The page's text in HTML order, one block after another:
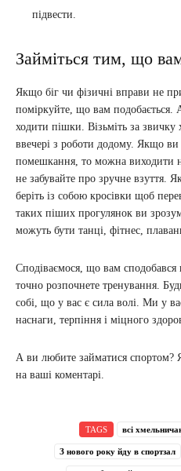
підвести.
Займіться тим, що
Якщо біг чи фізичні вправи не
поміркуйте, що вам подобається.
ходити пішки. Візьміть за звичку
ввечері з роботи додому. Якщо
помешкання, то можна виходити
не забувайте про зручне взуття.
беріть із собою кросівки щоб
таких піших прогулянок ви
можуть бути танці, фітнес,
Сподіваємося, що вам сподобався
точно розпочнете тренування.
собі, що у вас є сила волі. Ми у
наснаги, терпіння і міцного
А ви любите займатися спортом?
на ваші коментарі.
TAGS всі
З нового року йду в спортзал